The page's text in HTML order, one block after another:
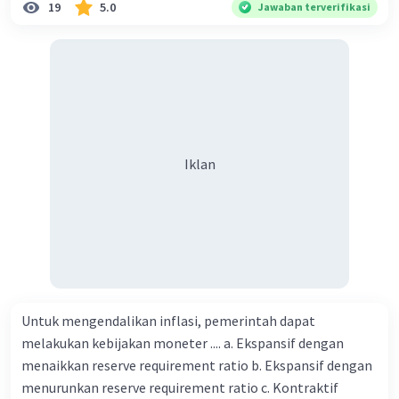
Beri Rating Balas
Iklan
Merupakan barisan aritmetika karena memiliki
rumus umum, didapat:
Un = 100 + (n - 1)20
= 100 + 20n - 20
= 20n + 80
19 5.0 Jawaban terverifikasi
Iklan
Untuk mengendalikan inflasi, pemerintah dapat
melakukan kebijakan moneter .... a. Ekspansif dengan
menaikkan reserve requirement ratio b. Ekspansif dengan
menurunkan reserve requirement ratio c. Kontraktif